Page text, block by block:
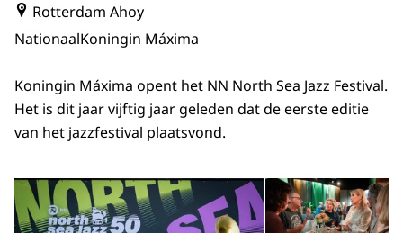
Rotterdam Ahoy
NationaalKoningin Máxima
Koningin Máxima opent het NN North Sea Jazz Festival.
Het is dit jaar vijftig jaar geleden dat de eerste editie
van het jazzfestival plaatsvond.
Open de galerij in vergrote